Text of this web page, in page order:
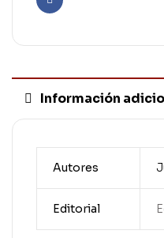
Facebook
Información
Autores
Editorial